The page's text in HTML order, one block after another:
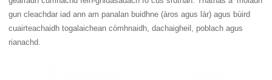
gun cleachdar iad ann am panalan buidhne (àros agus làr) agus bùird
cuairteachaidh togalaichean còmhnaidh, dachaigheil, poblach agus
rianachd.